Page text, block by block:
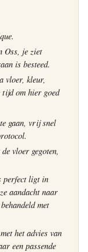
Oss, je ziet
is besteed.
vloer, kleur,
om hier goed
gaan, vrij snel
vloer gegoten,
perfect ligt in
aandacht naar
met
het advies van
een passende